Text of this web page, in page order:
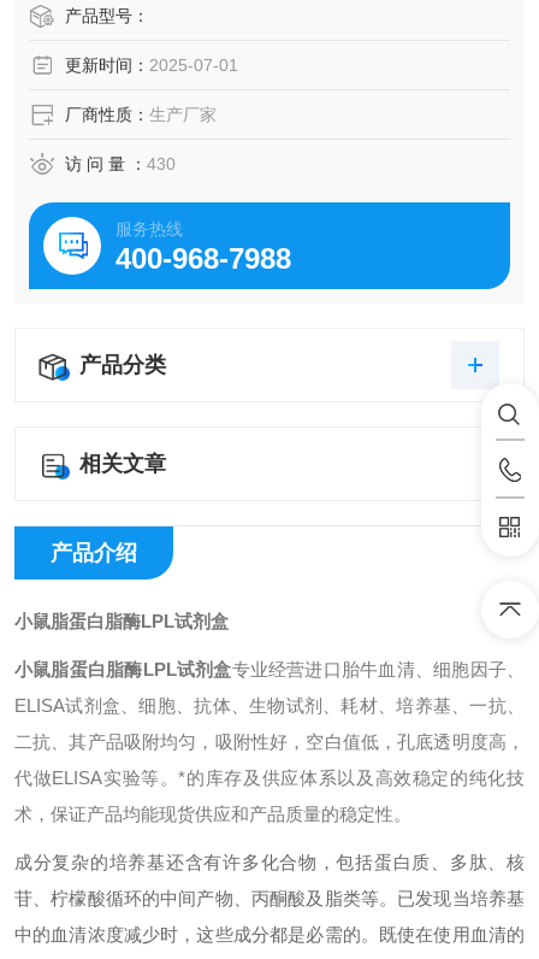
稳定的纯化技术，保证产品均能现货供应和产品质量的稳定
产品型号：
更新时间： 2025-07-01
厂商性质： 生产厂家
访 问 量 ： 430
服务热线
400-968-7988
产品分类
相关文章
产品介绍
小鼠脂蛋白脂酶LPL试剂盒
小鼠脂蛋白脂酶LPL试剂盒专业经营进口胎牛血清、细胞因子、
ELISA试剂盒、细胞、抗体、生物试剂、耗材、培养基、一抗、
二抗、其产品吸附均匀，吸附性好，空白值低，孔底透明度高，
代做ELISA实验等。*的库存及供应体系以及高效稳定的纯化技
术，保证产品均能现货供应和产品质量的稳定性。
成分复杂的培养基还含有许多化合物，包括蛋白质、多肽、核
苷、柠檬酸循环的中间产物、丙酮酸及脂类等。已发现当培养基
中的血清浓度减少时，这些成分都是必需的。既使在使用血清的